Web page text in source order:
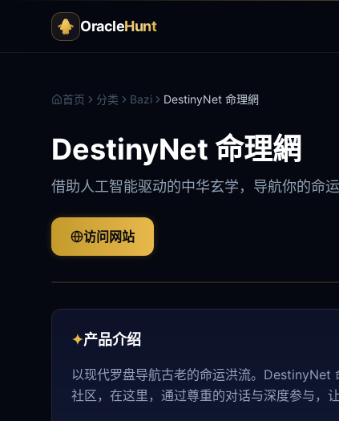
OracleHunt
首页 分类 Bazi DestinyNet 命理網
DestinyNet 命理網
借助人工智能驱动的中华玄学，导航你的命
访问网站
✦产品介绍
以现代罗盘导航古老的命运洪流。DestinyNet
社区，在这里，通过尊重的对话与深度参与，